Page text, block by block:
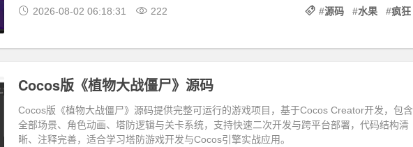
2026-08-02 06:18:31 222 #源码 #水果 #疯狂
Cocos版《植物大战僵尸》源码
Cocos版《植物大战僵尸》源码提供完整可运行的游戏项目，基于Cocos Creator开发，包含
全部场景、角色动画、塔防逻辑与关卡系统，支持快速二次开发与跨平台部署，代码结构清
晰、注释完善，适合学习塔防游戏开发与Cocos引擎实战应用。